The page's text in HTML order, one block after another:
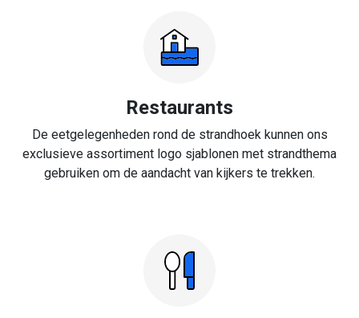
Restaurants
De eetgelegenheden rond de strandhoek kunnen ons
exclusieve assortiment logo sjablonen met strandthema
gebruiken om de aandacht van kijkers te trekken.